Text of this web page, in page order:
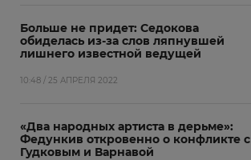
Больше не придет: Седокова
обиделась из-за слов ляпнувшей
лишнего известной ведущей
10:48 / 25 АПРЕЛЯ 2022
«Два народных артиста в дерьме»:
Федункив откровенно о конфликте с
Гудковым и Варнавой